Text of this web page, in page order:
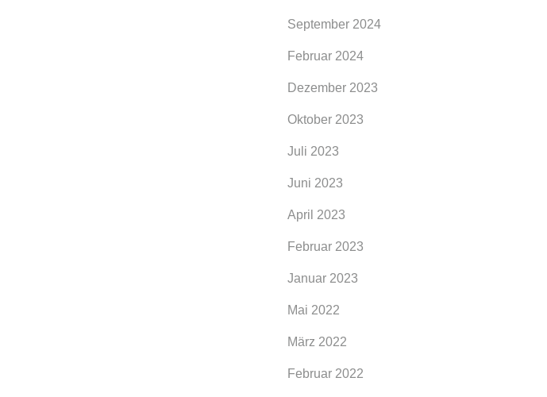
September 2024
Februar 2024
Dezember 2023
Oktober 2023
Juli 2023
Juni 2023
April 2023
Februar 2023
Januar 2023
Mai 2022
März 2022
Februar 2022